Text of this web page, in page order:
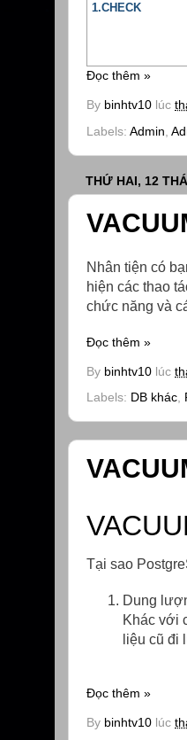
1.CHECK
Đọc thêm »
By binhtv10 lúc
Labels: Admin
THỨ HAI, 12
Nhân tiện có
hiện các thao
chức năng và
Đọc thêm »
By binhtv10 lúc
Labels: DB khác,
Tại sao
Dung
Khác với
liệu cũ đi
Đọc thêm »
By binhtv10 lúc